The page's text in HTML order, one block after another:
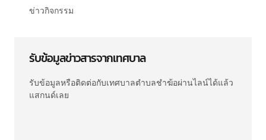
ข่าวกิจกรรม
รับข้อมูลข่าวสารจากเทศบาล
รับข้อมูลหรือติดต่อกับเทศบาลตำบลชำฆ้อผ่านไลน์ได้แล้ว
แสกนด์เลย